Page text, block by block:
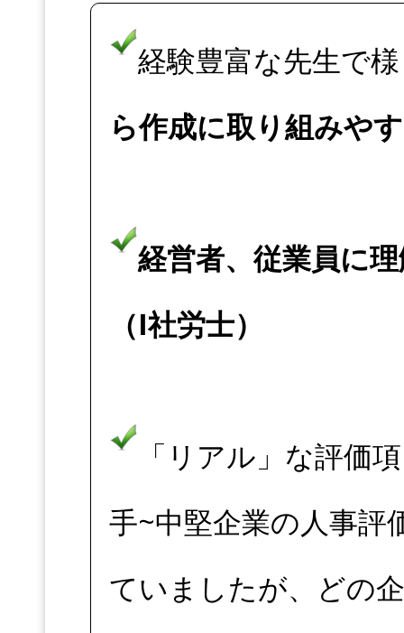
経験豊富な先生で
ら作成に取り組みや
経営者、従業員に
（I社労士）
「リアル」な評価
手~中堅企業の人事
ていましたが、どの